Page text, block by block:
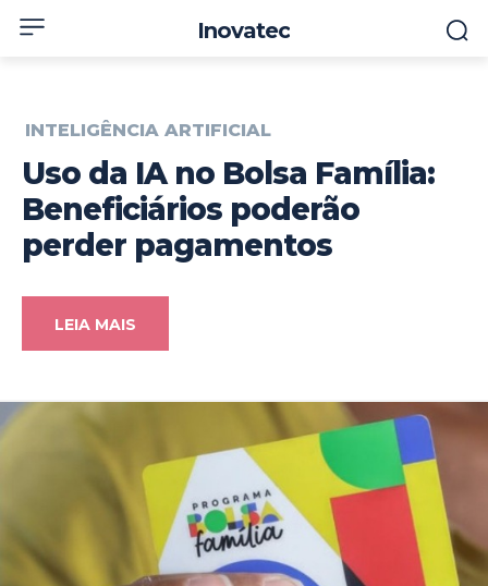
Inovatec
INTELIGÊNCIA ARTIFICIAL
Uso da IA no Bolsa Família:
Beneficiários poderão
perder pagamentos
LEIA MAIS